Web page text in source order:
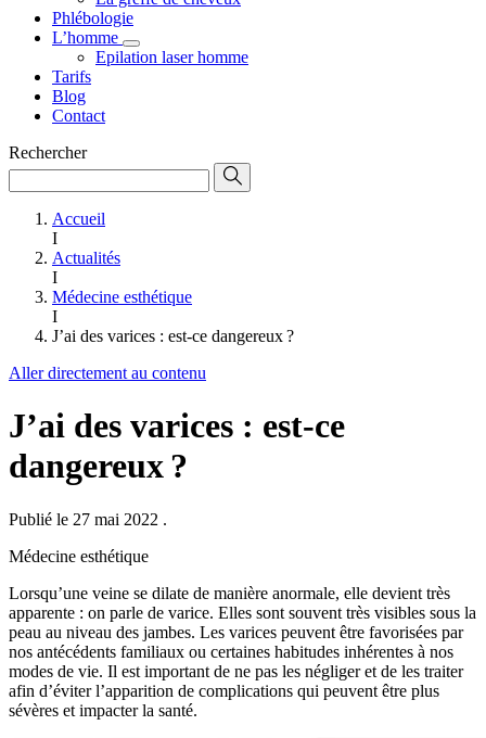
Phlébologie
L’homme
Epilation laser homme
Tarifs
Blog
Contact
Rechercher
Accueil
I
Actualités
I
Médecine esthétique
I
J’ai des varices : est-ce dangereux ?
Aller directement au contenu
J’ai des varices : est-ce
dangereux ?
Publié le 27 mai 2022 .
Médecine esthétique
Lorsqu’une veine se dilate de manière anormale, elle devient très
apparente : on parle de varice. Elles sont souvent très visibles sous la
peau au niveau des jambes. Les varices peuvent être favorisées par
nos antécédents familiaux ou certaines habitudes inhérentes à nos
modes de vie. Il est important de ne pas les négliger et de les traiter
afin d’éviter l’apparition de complications qui peuvent être plus
sévères et impacter la santé.